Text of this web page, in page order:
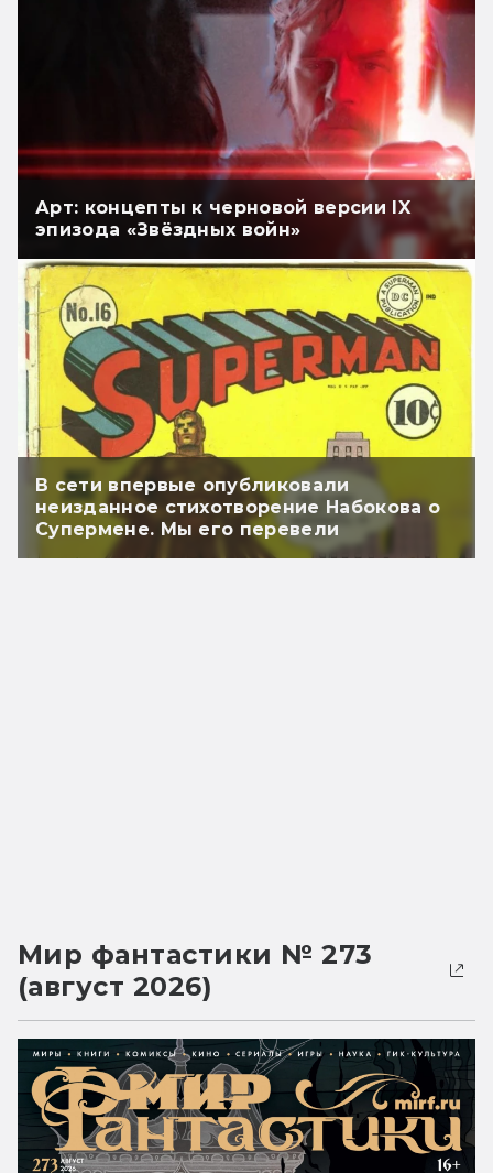
Арт: концепты к черновой версии IX
эпизода «Звёздных войн»
В сети впервые опубликовали
неизданное стихотворение Набокова о
Супермене. Мы его перевели
Мир фантастики № 273
(август 2026)